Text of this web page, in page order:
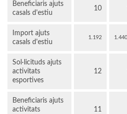
Beneficiaris ajuts
casals d'estiu
10
Import ajuts
casals d'estiu
1.192
Sol·licituds ajuts
activitats
esportives
12
Beneficiaris ajuts
activitats
11